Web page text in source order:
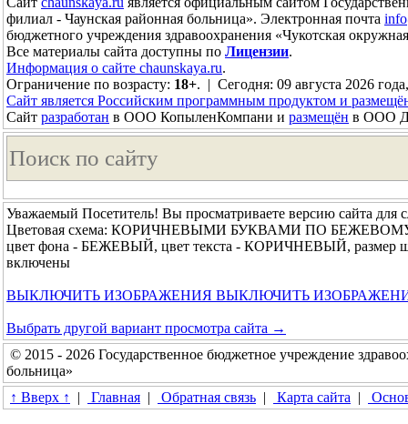
филиал - Чаунская районная больница». Электронная почта
бюджетного учреждения здравоохранения «Чукотская
Все материалы сайта доступны по Лицензии.
Информация о сайте chaunskaya.ru.
Ограничение по возрасту: 18+. | Сегодня: 09 августа 2026
Сайт является Российским программным продуктом и
Сайт разработан в ООО КопыленКомпани и размещён в ООО
Уважаемый Посетитель! Вы просматриваете версию сайта для
Цветовая схема: КОРИЧНЕВЫМИ БУКВАМИ ПО
цвет фона - БЕЖЕВЫЙ, цвет текста - КОРИЧНЕВЫЙ, размер
включены
ВЫКЛЮЧИТЬ ИЗОБРАЖЕНИЯ ВЫКЛЮЧИТЬ
Выбрать другой вариант просмотра сайта →
© 2015 - 2026 Государственное бюджетное учреждение
больница»
↑ Вверх ↑
| Главная | Обратная связь | Карта сайта |